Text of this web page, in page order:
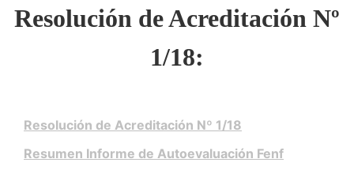
Resolución de Acreditación Nº
1/18:
Resolución de Acreditación Nº 1/18
Resumen Informe de Autoevaluación Fenf